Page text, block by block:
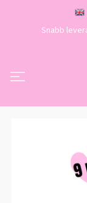
Snabb